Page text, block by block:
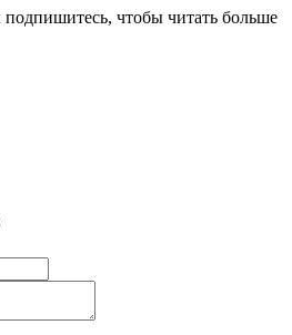
чтобы читать больше